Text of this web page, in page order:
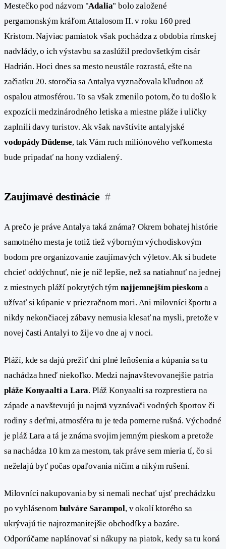
Mestečko pod názvom "Adalia" bolo založené
pergamonským kráľom Attalosom II. v roku 160 pred
Kristom. Najviac pamiatok však pochádza z obdobia rímskej
nadvlády, o ich výstavbu sa zaslúžil predovšetkým cisár
Hadrián. Hoci dnes sa mesto neustále rozrastá, ešte na
začiatku 20. storočia sa Antalya vyznačovala kľudnou až
ospalou atmosférou. To sa však zmenilo potom, čo tu došlo k
expozícii medzinárodného letiska a miestne pláže i uličky
zaplnili davy turistov. Ak však navštívite antalyjské
vodopády Düdense, tak Vám ruch miliónového veľkomesta
bude pripadať na hony vzdialený.
Zaujímavé destinácie #
A prečo je práve Antalya taká známa? Okrem bohatej histórie
samotného mesta je totiž tiež výborným východiskovým
bodom pre organizovanie zaujímavých výletov. Ak si budete
chcieť oddýchnuť, nie je nič lepšie, než sa natiahnuť na jednej
z miestnych pláží pokrytých tým najjemnejším pieskom a
užívať si kúpanie v priezračnom mori. Ani milovníci športu a
nikdy nekončiacej zábavy nemusia klesať na mysli, pretože v
novej časti Antalyi to žije vo dne aj v noci.
Pláží, kde sa dajú prežiť dni plné leňošenia a kúpania sa tu
nachádza hneď niekoľko. Medzi najnavštevovanejšie patria
pláže Konyaalti a Lara. Pláž Konyaalti sa rozprestiera na
západe a navštevujú ju najmä vyznávači vodných športov či
rodiny s deťmi, atmosféra tu je teda pomerne rušná. Východné
je pláž Lara a tá je známa svojim jemným pieskom a pretože
sa nachádza 10 km za mestom, tak práve sem mieria tí, čo si
neželajú byť počas opaľovania ničím a nikým rušení.
Milovníci nakupovania by si nemali nechať ujsť prechádzku
po vyhlásenom bulváre Sarampol, v okolí ktorého sa
ukrývajú tie najrozmanitejšie obchodíky a bazáre.
Odporúčame naplánovať si nákupy na piatok, kedy sa tu koná